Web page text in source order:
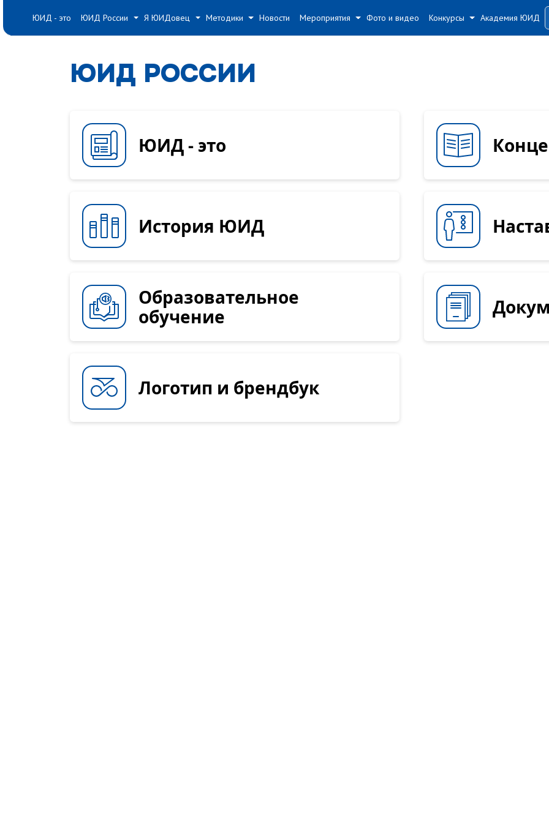
ЮИД - это ЮИД России # Я ЮИДовец # Методики # Новости Мероприятия # Фото и видео Конкурсы # Академия ЮИД
ЮИД РОССИИ
ЮИД - это
История ЮИД
Образовательное
обучение
Логотип и брендбук